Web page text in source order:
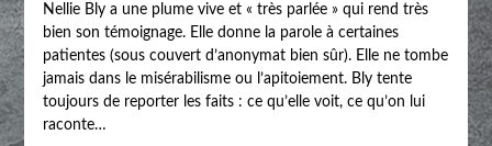
Nellie Bly a une plume vive et « très parlée » qui rend très
bien son témoignage. Elle donne la parole à certaines
patientes (sous couvert d’anonymat bien sûr). Elle ne tombe
jamais dans le misérabilisme ou l’apitoiement. Bly tente
toujours de reporter les faits : ce qu’elle voit, ce qu’on lui
raconte…